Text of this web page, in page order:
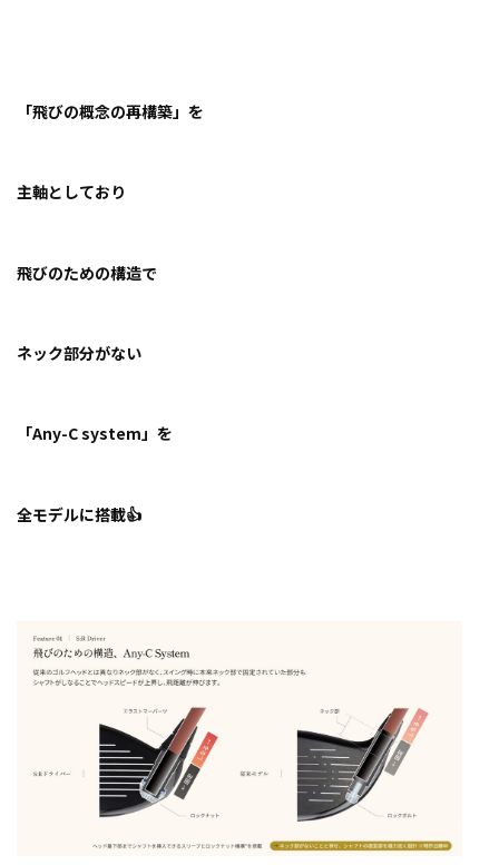
「飛びの概念の再構築」を
主軸としており
飛びのための構造で
ネック部分がない
「Any-C system」を
全モデルに搭載👍